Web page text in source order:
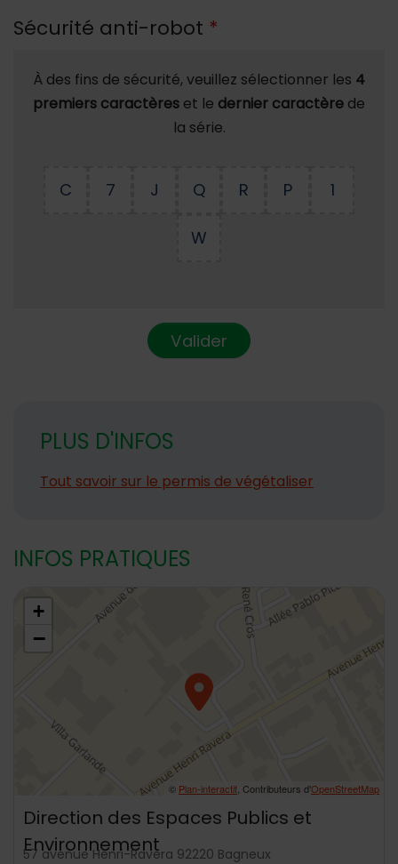
Sécurité anti-robot *
À des fins de sécurité, veuillez sélectionner les 4
premiers caractères et le dernier caractère de
la série.
C 7 J Q R P 1
W
Valider
PLUS D'INFOS
Tout savoir sur le permis de végétaliser
INFOS PRATIQUES
48.7989059,2.304048
+
−
© Plan-interactif , Contributeurs d'OpenStreetMap
Direction des Espaces Publics et
Environnement
57 avenue Henri-Ravera 92220 Bagneux